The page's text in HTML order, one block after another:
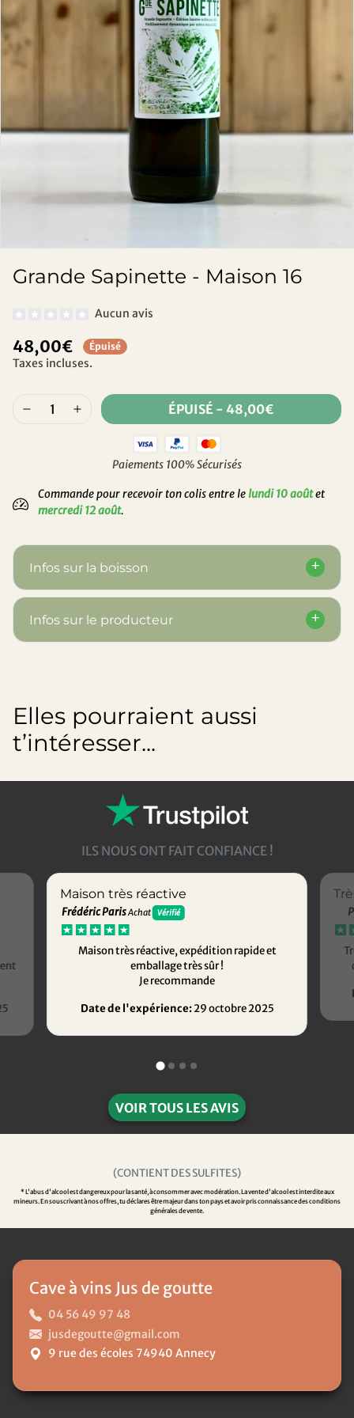
Grande Sapinette - Maison 16
Aucun avis
48,00€ Épuisé
Taxes incluses.
ÉPUISÉ - 48,00€
Paiements 100% Sécurisés
Commande pour recevoir ton colis entre lelundi 10 aoûtet
mercredi 12 août.
Infos sur la boisson
Infos sur le producteur
Elles pourraient aussi
t’intéresser...
ILS NOUS ONT FAIT CONFIANCE !
Maison très réactive
Frédéric ParisAchat Vérifié
Maison très réactive, expédition rapide et
emballage très sûr !
Je recommande
Date de l'expérience:29 octobre 2025
VOIR TOUS LES AVIS
(CONTIENT DES SULFITES)
* L'abus d'alcool est dangereux pour la santé, à consommer avec modération. La vente d'alcool est interdite aux
mineurs. En souscrivant à nos offres, tu déclares être majeur dans ton pays et avoir pris connaissance des conditions
générales de vente.
Cave à vins Jus de goutte
04 56 49 97 48
jusdegoutte@gmail.com
9 rue des écoles 74940 Annecy